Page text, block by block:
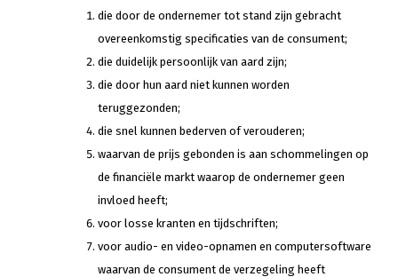
die door de ondernemer tot stand zijn gebracht
overeenkomstig specificaties van de consument;
die duidelijk persoonlijk van aard zijn;
die door hun aard niet kunnen worden
teruggezonden;
die snel kunnen bederven of verouderen;
waarvan de prijs gebonden is aan schommelingen op
de financiële markt waarop de ondernemer geen
invloed heeft;
voor losse kranten en tijdschriften;
voor audio- en video-opnamen en computersoftware
waarvan de consument de verzegeling heeft